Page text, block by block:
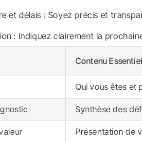
et délais : Soyez précis et
: Indiquez clairement la
Contenu Essentiel
Qui vous êtes et
Synthèse des
Présentation de